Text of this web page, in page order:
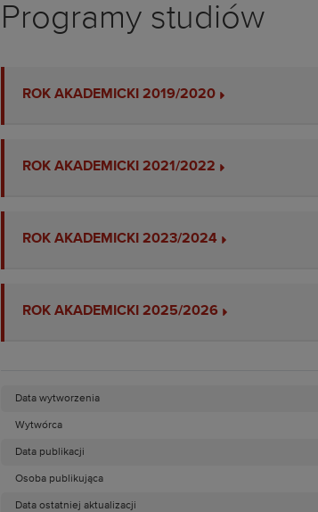
Programy studiów
ROK AKADEMICKI 2019/2020
ROK AKADEMICKI 2021/2022
ROK AKADEMICKI 2023/2024
ROK AKADEMICKI 2025/2026
Data wytworzenia
Wytwórca
Data publikacji
Osoba publikująca
Data ostatniej aktualizacji